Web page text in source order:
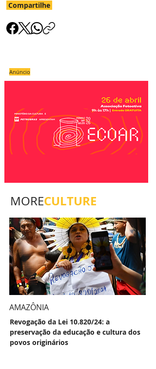
Compartilhe
Anúncio
MORECULTURE
AMAZÔNIA
Revogação da Lei 10.820/24: a
preservação da educação e cultura dos
povos originários